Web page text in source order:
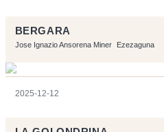
BERGARA
Jose Ignazio Ansorena Miner Ezezaguna
2025-12-12